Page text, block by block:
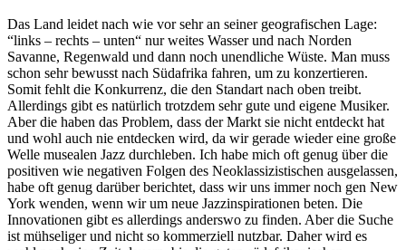
Das Land leidet nach wie vor sehr an seiner geografischen Lage:
“links – rechts – unten“ nur weites Wasser und nach Norden
Savanne, Regenwald und dann noch unendliche Wüste. Man muss
schon sehr bewusst nach Südafrika fahren, um zu konzertieren.
Somit fehlt die Konkurrenz, die den Standart nach oben treibt.
Allerdings gibt es natürlich trotzdem sehr gute und eigene Musiker.
Aber die haben das Problem, dass der Markt sie nicht entdeckt hat
und wohl auch nie entdecken wird, da wir gerade wieder eine große
Welle musealen Jazz durchleben. Ich habe mich oft genug über die
positiven wie negativen Folgen des Neoklassizistischen ausgelassen,
habe oft genug darüber berichtet, dass wir uns immer noch gen New
York wenden, wenn wir um neue Jazzinspirationen beten. Die
Innovationen gibt es allerdings anderswo zu finden. Aber die Suche
ist mühseliger und nicht so kommerziell nutzbar. Daher wird es